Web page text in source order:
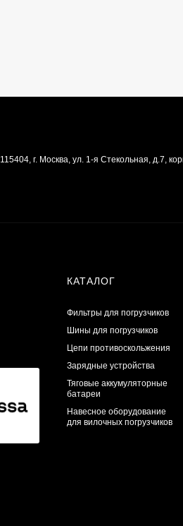
115404, г. Москва, ул. 1-я Стекольная, д.7,
КАТАЛОГ
Фильтры для погрузчиков
Шины для погрузчиков
Цепи противоскольжения
Зарядные устройства
Тяговые аккумуляторные
батареи
Навесное оборудование
для вилочных погрузчиков